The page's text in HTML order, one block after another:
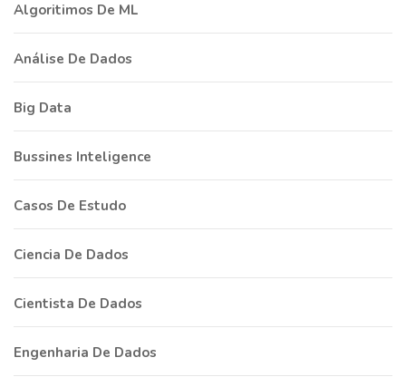
Algoritimos De ML
Análise De Dados
Big Data
Bussines Inteligence
Casos De Estudo
Ciencia De Dados
Cientista De Dados
Engenharia De Dados